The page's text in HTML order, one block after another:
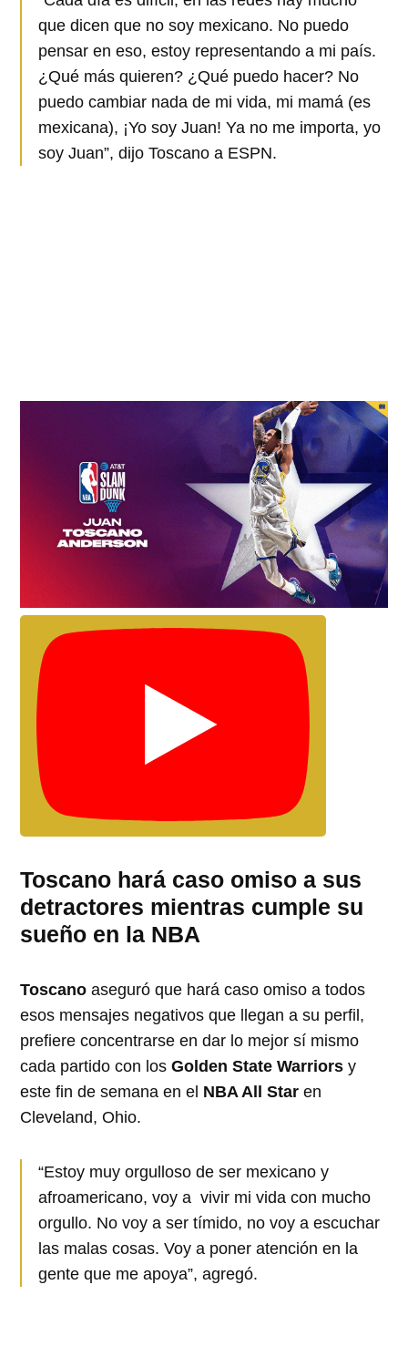
que dicen que no soy mexicano. No puedo
pensar en eso, estoy representando a mi país.
¿Qué más quieren? ¿Qué puedo hacer? No
puedo cambiar nada de mi vida, mi mamá (es
mexicana), ¡Yo soy Juan! Ya no me importa, yo
soy Juan”, dijo Toscano a ESPN.
Toscano hará caso omiso a sus
detractores mientras cumple su
sueño en la NBA
Toscano aseguró que hará caso omiso a todos
esos mensajes negativos que llegan a su perfil,
prefiere concentrarse en dar lo mejor sí mismo
cada partido con los Golden State Warriors y
este fin de semana en el NBA All Star en
Cleveland, Ohio.
“Estoy muy orgulloso de ser mexicano y
afroamericano, voy a vivir mi vida con mucho
orgullo. No voy a ser tímido, no voy a escuchar
las malas cosas. Voy a poner atención en la
gente que me apoya”, agregó.